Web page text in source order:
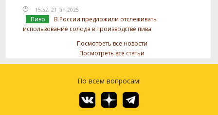
15:52, 21 Jan 2025
Пиво
В России предложили отслеживать
использование солода в производстве пива
Посмотреть все новости
Посмотреть все статьи
По всем вопросам: